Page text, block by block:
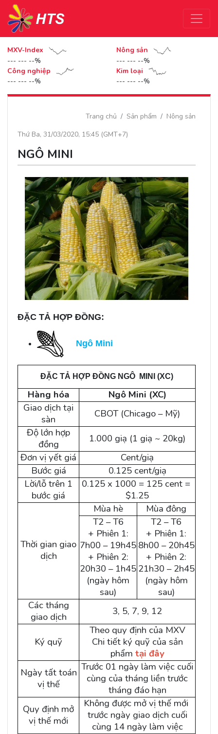
MXV-Index
--- --- --%
Nông sản
--- --- --%
Công nghiệp
--- --- --%
Kim loại
--- --- --%
Trang chủ Sản phẩm
Nông sản
Thứ Ba, 31/03/2020, 15:45 (GMT+7)
NGÔ MINI
ĐẶC TẢ HỢP ĐỒNG:
Ngô Mini
ĐẶC TẢ HỢP ĐỒNG NGÔ MINI (XC)
Hàng hóa
Ngô Mini (XC)
Giao dịch tại
sàn
CBOT (Chicago – Mỹ)
Độ lớn hợp
đồng
1.000 giạ (1 giạ ~ 20kg)
Đơn vị yết giá
Cent/giạ
Bước giá
0.125 cent/giạ
Lời/lỗ trên 1
bước giá
0.125 x 1000 = 125 cent =
$1.25
Thời gian giao
dịch
Mùa hè
Mùa đông
T2 – T6
+ Phiên 1:
7h00 – 19h45
+ Phiên 2:
20h30 – 1h45
(ngày hôm
sau)
T2 – T6
+ Phiên 1:
8h00 – 20h45
+ Phiên 2:
21h30 – 2h45
(ngày hôm
sau)
Các tháng
giao dịch
3, 5, 7, 9, 12
Ký quỹ
Theo quy định của MXV
Chi tiết ký quỹ của sản
phẩm tại đây
Ngày tất toán
vị thế
Trước 01 ngày làm việc cuối
cùng của tháng liền trước
tháng đáo hạn
Quy định mở
vị thế mới
Không được mở vị thế mới
trước ngày giao dịch cuối
cùng 14 ngày làm việc